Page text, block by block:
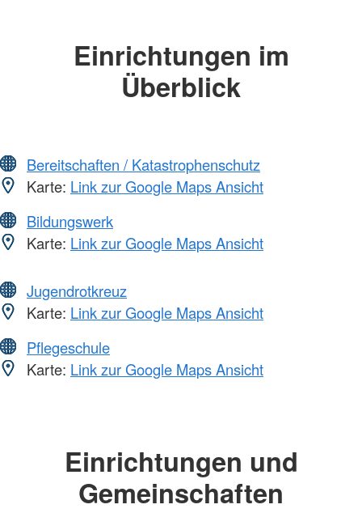
Einrichtungen im
Überblick
Bereitschaften / Katastrophenschutz
Karte: Link zur Google Maps Ansicht
Bildungswerk
Karte: Link zur Google Maps Ansicht
Jugendrotkreuz
Karte: Link zur Google Maps Ansicht
Pflegeschule
Karte: Link zur Google Maps Ansicht
Einrichtungen und
Gemeinschaften